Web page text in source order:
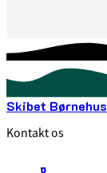
Skibet Børnehus
Kontakt os